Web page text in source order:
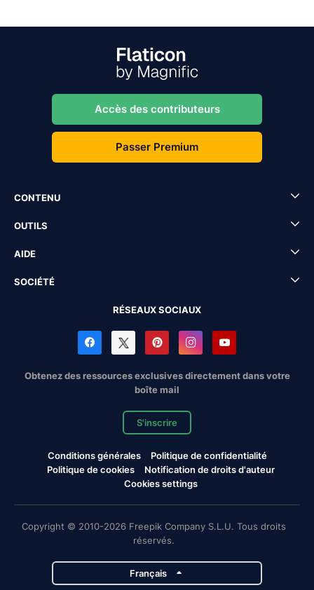
Accès des contributeurs
Passer Premium
CONTENU
OUTILS
AIDE
SOCIÉTÉ
RÉSEAUX SOCIAUX
Obtenez des ressources exclusives directement dans votre
boîte mail
S'inscrire
Conditions générales
Politique de confidentialité
Politique de cookies
Notification de droits d'auteur
Cookies settings
Copyright © 2010-2026 Freepik Company S.L.U. Tous droits
réservés.
Français